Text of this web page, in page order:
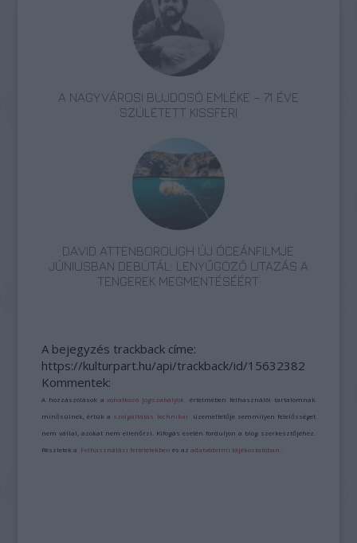
A NAGYVÁROSI BUJDOSÓ EMLÉKE – 71 ÉVE
SZÜLETETT KISSFERI
DAVID ATTENBOROUGH ÚJ ÓCEÁNFILMJE
JÚNIUSBAN DEBÜTÁL: LENYŰGÖZŐ UTAZÁS A
TENGEREK MEGMENTÉSÉÉRT
A bejegyzés trackback címe:
https://kulturpart.hu/api/trackback/id/15632382
Kommentek:
A hozzászólások avonatkozó jogszabályok értelmében felhasználói tartalomnak
minősülnek, értük a szolgáltatás technikai üzemeltetője semmilyen felelősséget
nem vállal, azokat nem ellenőrzi. Kifogás esetén forduljon a blog szerkesztőjéhez.
Részletek a Felhasználási feltételekben és azadatvédelmi tájékoztatóban